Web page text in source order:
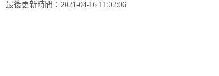
最後更新時間： 2021-04-16 11:02:06